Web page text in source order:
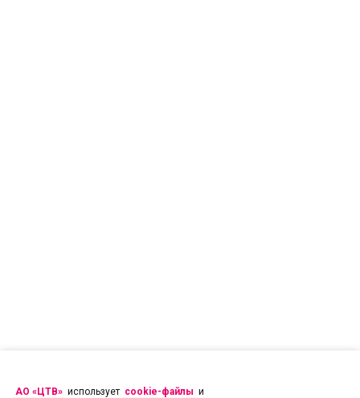
АО «ЦТВ» использует cookie-файлы и